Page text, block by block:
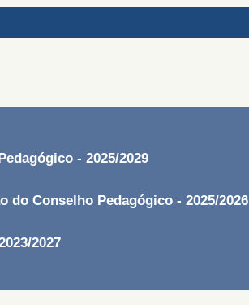
- 2025/2029
do Conselho Pedagógico - 2025/2026
2027